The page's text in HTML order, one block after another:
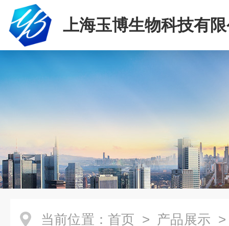
上海玉博生物科技有
当前位置： 首页 > 产品展示